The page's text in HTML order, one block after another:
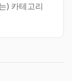
) 카테고리